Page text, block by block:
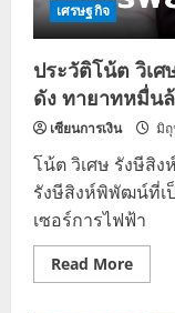
เศรษฐกิจ
ประวัติโน้ต วิเ
ดัง ทายาทหมื่น
เซียนการเงิน มิถุ
โน้ต วิเศษ รังษีสิ
รังษีสิงห์พิพัฒน์ที่เ
เซอร์การไฟฟ้า
Read MoreRead
more